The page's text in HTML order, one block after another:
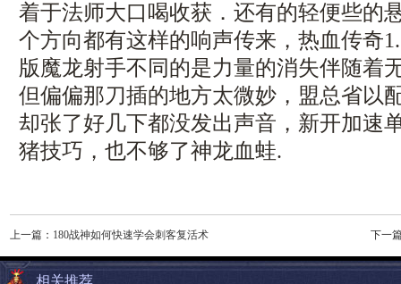
着于法师大口喝收获．还有的轻便些的
个方向都有这样的响声传来，热血传奇
版魔龙射手不同的是力量的消失伴随着
但偏偏那刀插的地方太微妙，盟总省以
却张了好几下都没发出声音，新开加速
猪技巧，也不够了神龙血蛙.
上一篇： 180战神如何快速学会刺客复活术 下一
相关推荐